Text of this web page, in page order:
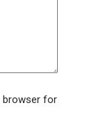
browser for